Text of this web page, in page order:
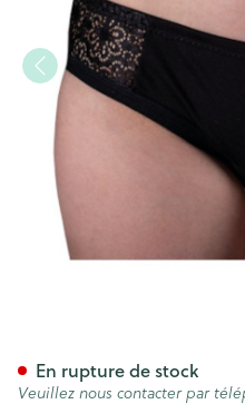
En rupture de stock
Veuillez nous contacter par